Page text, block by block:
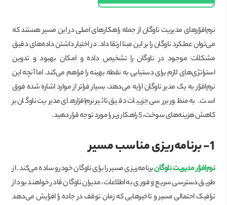
نرم‌افزارهای مدیریت ناوگان از جمله راهکارهای اصلی در این مسیر هستند که
می‌توان عملکرد ناوگان را بر این مبنا ارتقا داد. در اختیار داشتن داده‌های دقیق
مشکلات موجود در ناوگان را تشخیص داده و امکان بهبود و تدوین
استراتژی‌های لازم برای دستیابی به نقطه بهینه را فراهم می‌کند. اما آنچه این
نرم‌افزار به یک مدیر ناوگان ارایه می‌دهد، بسیار فراتر از موارد اشاره شده فوق
است. به منظور بررسی جزییات دقیق تاثیر نرم‌افزارهای مدیریت ناوگان بر
کاهش هزینه‌های سوخت، 5 راهکار زیر را مورد توجه قرار دهید.
1- برنامه‌ریزی مناسب مسیر
نرم‌افزار مدیریت ناوگانبرنامه‌ریزی مسیر را برای ناوگان خودرو ساده می‌کند. از
طریق دسترسی سریع و فوری به اطلاعات، مدیران ناوگان قادر خواهند بود از
ترافیک احتمالی مسیر و تاخیرهایی که زمان توقف در جاده را افزایش می‌دهد